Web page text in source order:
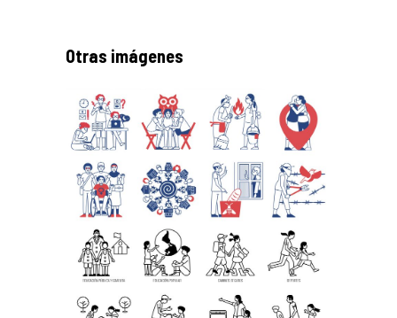
Otras imágenes
Pictos 2020
Pictos
Pictos 2018
Pictos